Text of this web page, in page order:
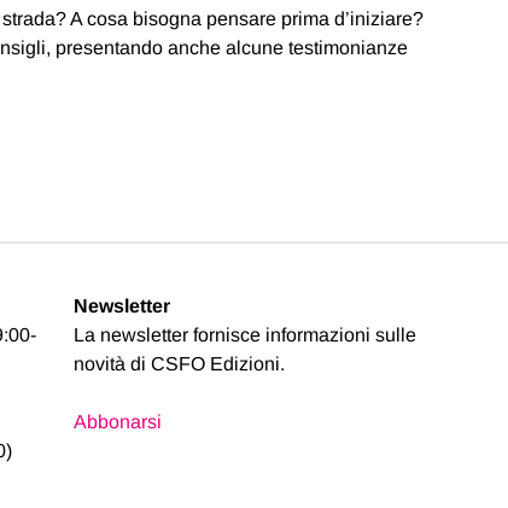
A cosa bisogna pensare prima d’iniziare?
presentando anche alcune testimonianze
Newsletter
La newsletter fornisce informazioni sulle
novità di CSFO Edizioni.
Abbonarsi